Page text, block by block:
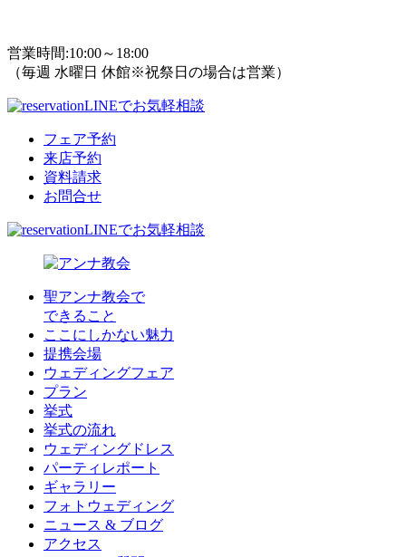
営業時間:10:00～18:00
（毎週 水曜日 休館※祝祭日の場合は営業）
LINEでお気軽相談
フェア予約
来店予約
資料請求
お問合せ
LINEでお気軽相談
聖アンナ教会で
できること
ここにしかない魅力
提携会場
ウェディングフェア
プラン
挙式
挙式の流れ
ウェディングドレス
パーティレポート
ギャラリー
フォトウェディング
ニュース & ブログ
アクセス